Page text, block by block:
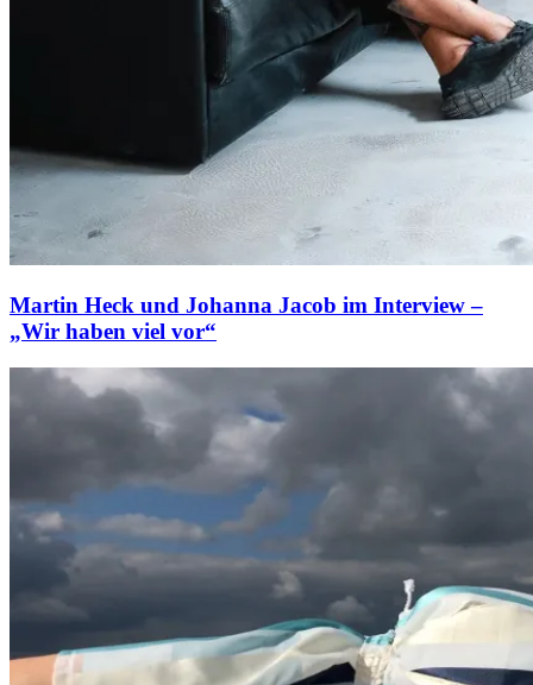
Martin Heck und Johanna Jacob im Interview –
„Wir haben viel vor“